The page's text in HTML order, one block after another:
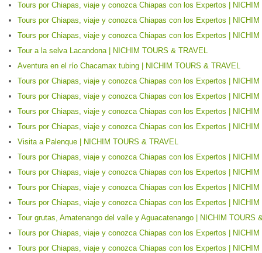
Tours por Chiapas, viaje y conozca Chiapas con los Expertos |
Tours por Chiapas, viaje y conozca Chiapas con los Expertos |
Tours por Chiapas, viaje y conozca Chiapas con los Expertos |
Tour a la selva Lacandona | NICHIM TOURS & TRAVEL
Aventura en el río Chacamax tubing | NICHIM TOURS & TRAVEL
Tours por Chiapas, viaje y conozca Chiapas con los Expertos |
Tours por Chiapas, viaje y conozca Chiapas con los Expertos |
Tours por Chiapas, viaje y conozca Chiapas con los Expertos |
Tours por Chiapas, viaje y conozca Chiapas con los Expertos |
Visita a Palenque | NICHIM TOURS & TRAVEL
Tours por Chiapas, viaje y conozca Chiapas con los Expertos |
Tours por Chiapas, viaje y conozca Chiapas con los Expertos |
Tours por Chiapas, viaje y conozca Chiapas con los Expertos |
Tours por Chiapas, viaje y conozca Chiapas con los Expertos |
Tour grutas, Amatenango del valle y Aguacatenango | NICHIM TOURS
Tours por Chiapas, viaje y conozca Chiapas con los Expertos |
Tours por Chiapas, viaje y conozca Chiapas con los Expertos |